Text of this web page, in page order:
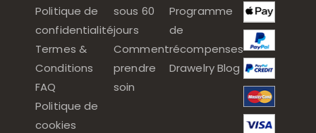
Politique de
confidentialité
Termes &
Conditions
FAQ
Politique de
cookies
sous 60
jours
Comment
prendre
soin
Programme
de
récompenses
Drawelry Blog